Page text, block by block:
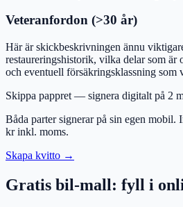
Veteranfordon (>30 år)
Här är skickbeskrivningen ännu
restaureringshistorik, vilka delar som är
och eventuell försäkringsklassning som
Skippa pappret — signera digitalt på 2
Båda parter signerar på sin egen mobil.
kr inkl. moms.
Skapa kvitto →
Gratis bil-mall: fyll i